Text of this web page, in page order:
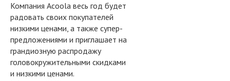
Компания Acoola весь год будет
радовать своих покупателей
низкими ценами, а также супер-
предложениями и приглашает на
грандиозную распродажу
головокружительными скидками
и низкими ценами.